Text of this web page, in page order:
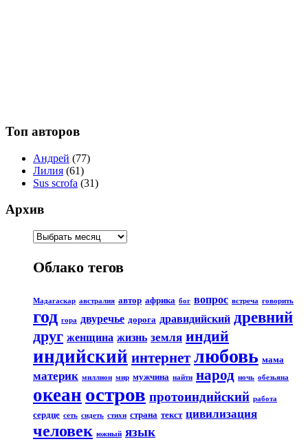
Топ авторов
Андрей (77)
Лилия (61)
Sus scrofa (31)
Архив
Облако тегов
Мадагаскар австралия автор африка бог вопрос встреча говорить
год гора двуречье дорога дравидийский древний
друг женщина жизнь земля индий
индийский интернет любовь мама
материк миллион мир мужчина найти народ ночь обезьяна
океан остров протоиндийский работа
сердце сеть сидеть стихи страна текст цивилизация
человек южный язык